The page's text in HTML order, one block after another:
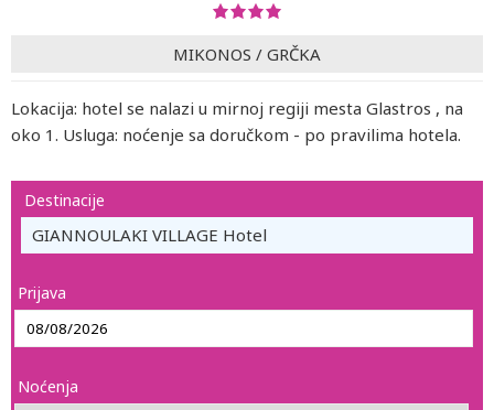
MIKONOS / GRČKA
Lokacija: hotel se nalazi u mirnoj regiji mesta Glastros , na
oko 1. Usluga: noćenje sa doručkom - po pravilima hotela.
Destinacije
GIANNOULAKI VILLAGE Hotel
Prijava
Noćenja